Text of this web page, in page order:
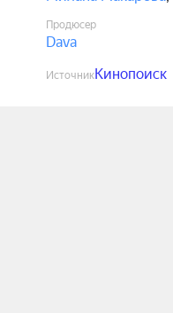
Продюсер
Dava
ИсточникКинопоиск